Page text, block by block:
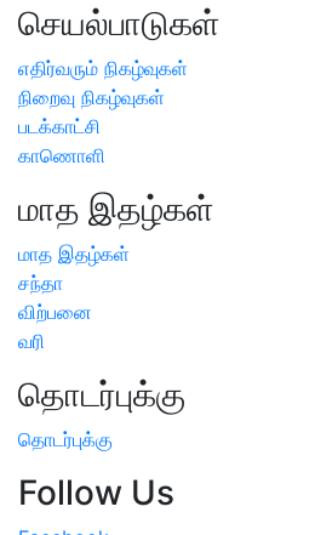
செயல்பாடுகள்
எதிர்வரும் நிகழ்வுகள்
நிறைவு நிகழ்வுகள்
படக்காட்சி
காணொளி
மாத இதழ்கள்
மாத இதழ்கள்
சந்தா
விற்பனை
வரி
தொடர்புக்கு
தொடர்புக்கு
Follow Us